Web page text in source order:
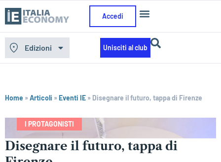
Accedi
Edizioni Unisciti al club
Home »Articoli »Eventi IE » Disegnare il futuro, tappa di Firenze
I PROTAGONISTI
Disegnare il futuro, tappa di